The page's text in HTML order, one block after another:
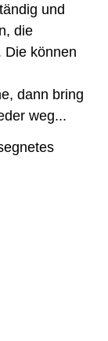
und
die
Die können
dann bring
weg...